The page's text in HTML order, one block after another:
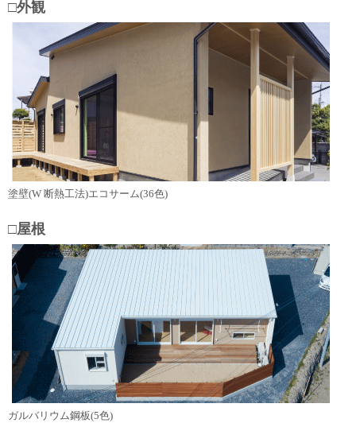
□外観
塗壁(W 断熱工法)エコサーム(36色)
□屋根
ガルバリウム鋼板(5色)